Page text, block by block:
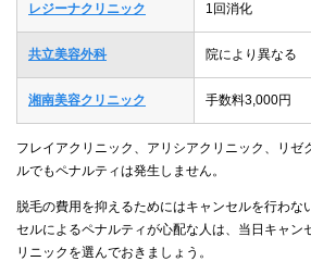
レジーナクリニック 1回消化
共立美容外科 院により異なる
湘南美容クリニック 手数料3,000円
フレイアクリニック、アリシアクリニック、リゼ
ルでもペナルティは発生しません。
脱毛の費用を抑えるためにはキャンセルを行わな
セルによるペナルティが心配な人は、当日キャン
リニックを選んでおきましょう。